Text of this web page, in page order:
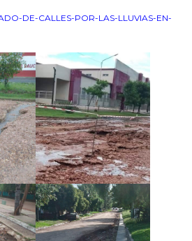
DE-CALLES-POR-LAS-LLUVIAS-EN-